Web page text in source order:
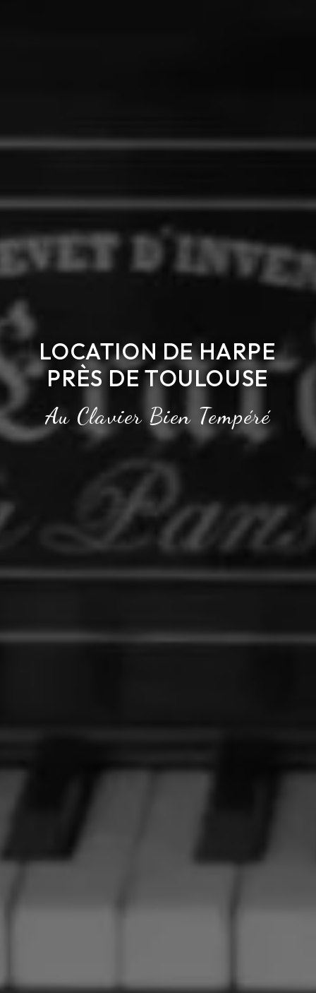
LOCATION DE HARPE
PRÈS DE TOULOUSE
Au Clavier Bien Tempéré